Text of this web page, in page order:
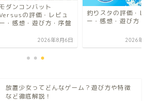
モダンコンバット
の評価・レビュ
ー・感想・遊び方・序盤
2026年8月6日
釣りスタの評価・レ
ー・感想・遊び方・
2026年8
放置少女ってどんなゲーム？遊び方や特徴
など徹底解説！